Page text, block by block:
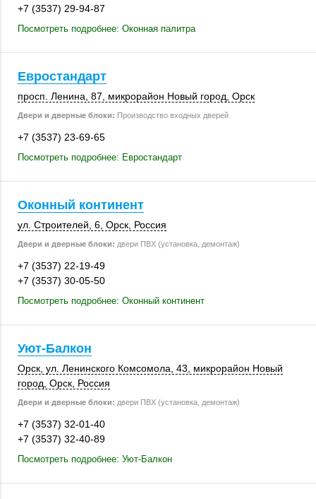
+7 (3537) 29-94-87
Посмотреть подробнее: Оконная палитра
Евростандарт
просп. Ленина, 87 , микрорайон Новый город, Орск
Двери и дверные блоки: Производство входных дверей
+7 (3537) 23-69-65
Посмотреть подробнее: Евростандарт
Оконный континент
ул. Строителей, 6 Орск Россия
Двери и дверные блоки: двери ПВХ (установка, демонтаж)
+7 (3537) 22-19-49
+7 (3537) 30-05-50
Посмотреть подробнее: Оконный континент
Уют-Балкон
Орск , ул. Ленинского Комсомола, 43, микрорайон Новый
город, Орск Россия
Двери и дверные блоки: двери ПВХ (установка, демонтаж)
+7 (3537) 32-01-40
+7 (3537) 32-40-89
Посмотреть подробнее: Уют-Балкон